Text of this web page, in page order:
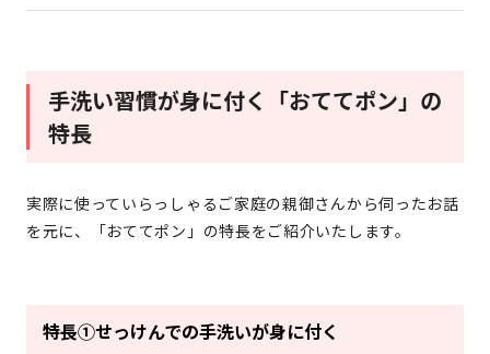
手洗い習慣が身に付く「おててポン」の
特長
実際に使っていらっしゃるご家庭の親御さんから伺ったお話
を元に、「おててポン」の特長をご紹介いたします。
特長①せっけんでの手洗いが身に付く